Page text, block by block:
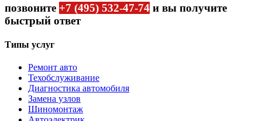
позвоните +7 (495) 532-47-74 и вы получите
быстрый ответ
Типы услуг
Ремонт авто
Техобслуживание
Диагностика автомобиля
Замена узлов
Шиномонтаж